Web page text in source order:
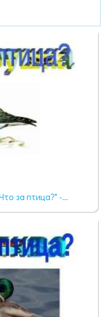
за птица?" -...